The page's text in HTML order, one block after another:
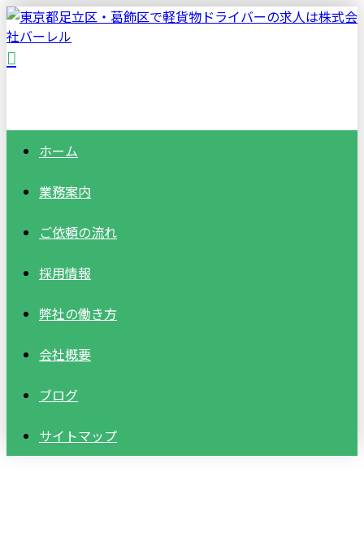
ホーム
業務案内
ご依頼の流れ
採用情報
弊社の働き方
会社概要
ブログ
サイトマップ